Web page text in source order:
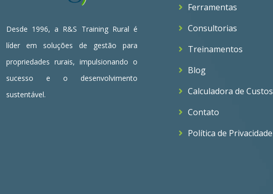
Desde 1996, a R&S Training Rural é
líder em soluções de gestão para
propriedades rurais, impulsionando o
sucesso e o desenvolvimento
sustentável.
Ferramentas
Consultorias
Treinamentos
Blog
Calculadora de Custos
Contato
Política de Privacidade